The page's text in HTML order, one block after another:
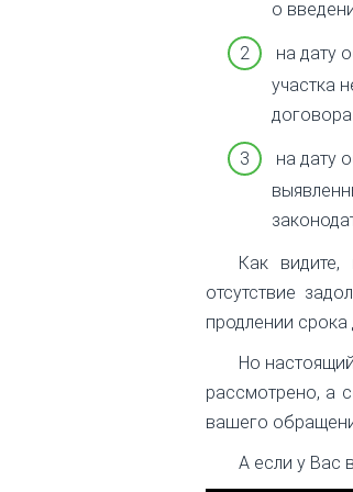
о
на дату
участка
на дату
Как видите,
отсутствие
продлении
Но
рассмотрено, а
вашего
А если у Вас